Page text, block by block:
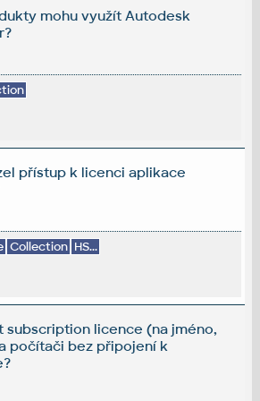
mohu využít Autodesk
přístup k licenci aplikace
Collection HS...
subscription licence (na jméno,
počítači bez připojení k